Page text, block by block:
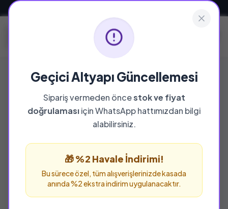
Geçici Altyapı Güncellemesi
Sipariş vermeden öncestok ve fiyat
doğrulamasıiçin WhatsApp hattımızdan bilgi
alabilirsiniz.
🎁 %2 Havale İndirimi!
Bu sürece özel, tüm alışverişlerinizde kasada
anında %2 ekstra indirim uygulanacaktır.
YAYINEVI
Çizgi Kitabevi
Çizgi Kitabevi yayınevine ait tüm eserleri bu
sayfada inceleyebilir ve güvenle sipariş